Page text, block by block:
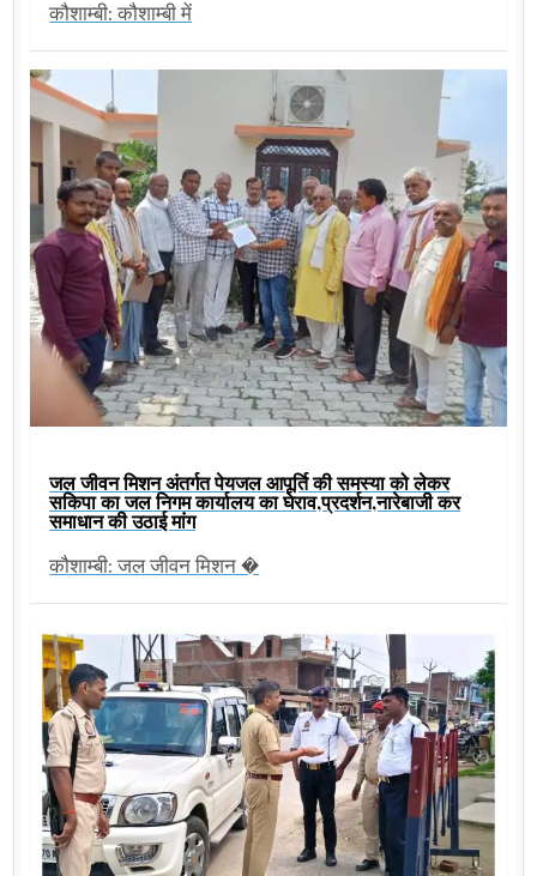
कौशाम्बी: कौशाम्बी में
जल जीवन मिशन अंतर्गत पेयजल आपूर्ति की समस्या को लेकर
सकिपा का जल निगम कार्यालय का घेराव,प्रदर्शन,नारेबाजी कर
समाधान की उठाई मांग
कौशाम्बी: जल जीवन मिशन �